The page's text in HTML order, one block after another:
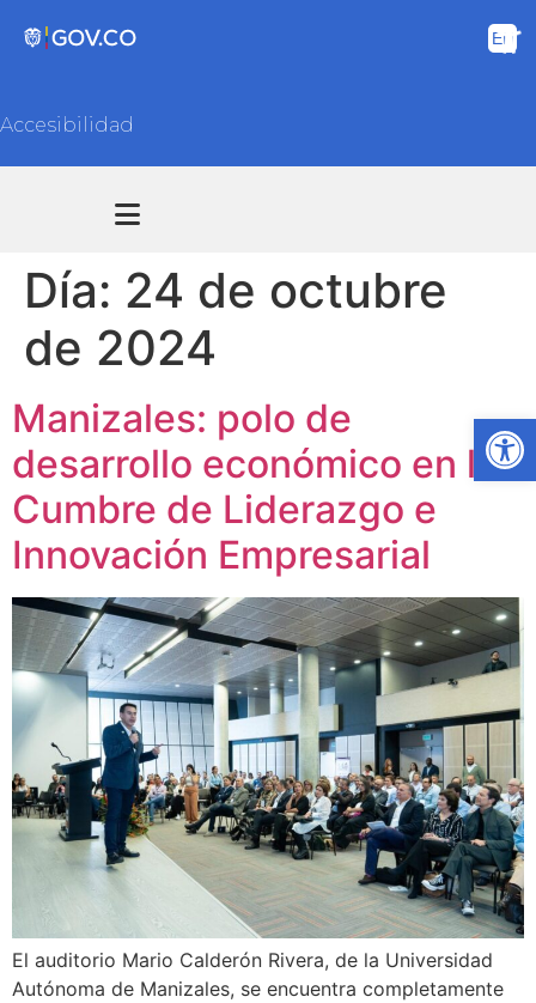
Accesibilidad
Día: 24 de octubre
de 2024
Manizales: polo de
desarrollo económico en la
Cumbre de Liderazgo e
Innovación Empresarial
El auditorio Mario Calderón Rivera, de la Universidad
Autónoma de Manizales, se encuentra completamente